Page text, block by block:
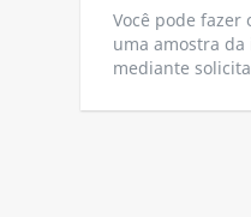
Você pode
uma amostra
mediante